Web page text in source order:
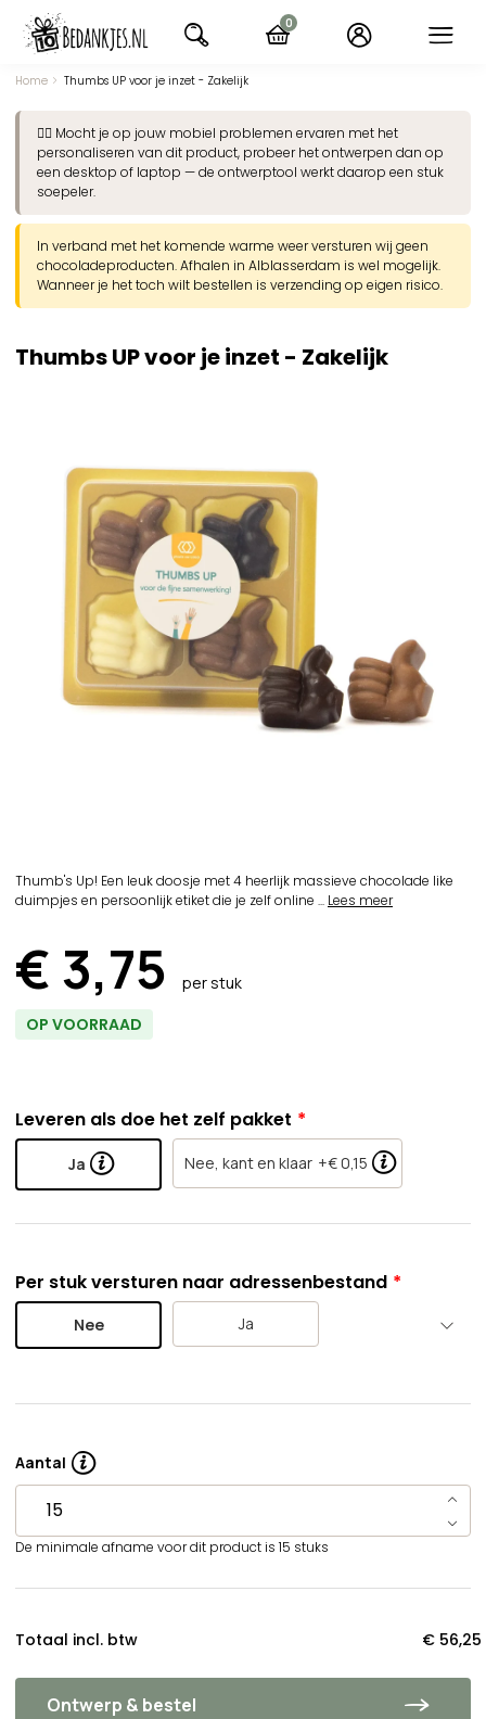
naar
navigatie
Home Thumbs UP voor je inzet - Zakelijk
👉🏽 Mocht je op jouw mobiel problemen ervaren met het
personaliseren van dit product, probeer het ontwerpen dan op
een desktop of laptop — de ontwerptool werkt daarop een stuk
soepeler.
In verband met het komende warme weer versturen wij geen
chocoladeproducten. Afhalen in Alblasserdam is wel mogelijk.
Wanneer je het toch wilt bestellen is verzending op eigen risico.
Thumbs UP voor je inzet - Zakelijk
Thumb's Up! Een leuk doosje met 4 heerlijk massieve chocolade like
duimpjes en persoonlijk etiket die je zelf online ... Lees meer
€ 3,75 per stuk
OP VOORRAAD
Ontwerp & bestel
Leveren als doe het zelf pakket
Ja Nee, kant en klaar +€ 0,15
Per stuk versturen naar adressenbestand
Nee Ja
Aantal
De minimale afname voor dit product is 15 stuks
Totaal incl. btw € 56,25
0
items